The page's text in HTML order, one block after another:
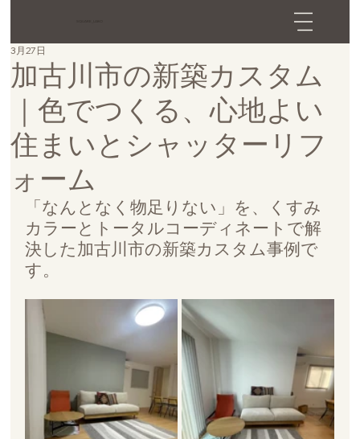
加古川市の新築カスタム
｜色でつくる、心地よい
住まいとシャッターリフ
ォーム
3月27日
「なんとなく物足りない」を、くすみ
カラーとトータルコーディネートで解
決した加古川市の新築カスタム事例で
す。